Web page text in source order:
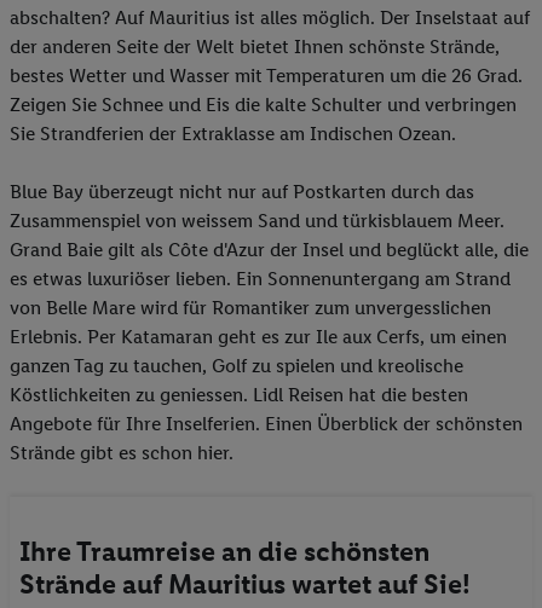
abschalten? Auf Mauritius ist alles möglich. Der Inselstaat auf
der anderen Seite der Welt bietet Ihnen schönste Strände,
bestes Wetter und Wasser mit Temperaturen um die 26 Grad.
Zeigen Sie Schnee und Eis die kalte Schulter und verbringen
Sie Strandferien der Extraklasse am Indischen Ozean.
Blue Bay überzeugt nicht nur auf Postkarten durch das
Zusammenspiel von weissem Sand und türkisblauem Meer.
Grand Baie gilt als Côte d'Azur der Insel und beglückt alle, die
es etwas luxuriöser lieben. Ein Sonnenuntergang am Strand
von Belle Mare wird für Romantiker zum unvergesslichen
Erlebnis. Per Katamaran geht es zur Ile aux Cerfs, um einen
ganzen Tag zu tauchen, Golf zu spielen und kreolische
Köstlichkeiten zu geniessen. Lidl Reisen hat die besten
Angebote für Ihre Inselferien. Einen Überblick der schönsten
Strände gibt es schon hier.
Ihre Traumreise an die schönsten
Strände auf Mauritius wartet auf Sie!